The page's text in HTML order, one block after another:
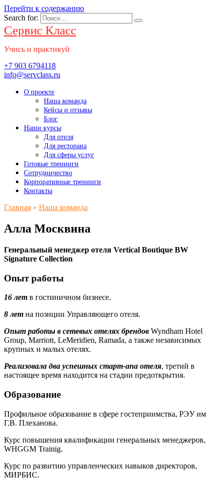
Перейти к содержанию
Search for:
Сервис Класс
Учись и практикуй
+7 903 6794118
info@servclass.ru
О проекте
Наша команда
Кейсы и отзывы
Блог
Наши курсы
Для отеля
Для ресторана
Для сферы услуг
Готовые тренинги
Сотрудничество
Корпоративные тренинги
Контакты
Главная » Наша команда
Алла Москвина
Генеральный менеджер отеля Vertical Boutique BW
Signature Collection
Опыт работы
16 лет в гостиничном бизнесе.
8 лет на позиции Управляющего отеля.
Опыт работы в сетевых отелях брендов Wyndham Hotel
Group, Marriott, LeMeridien, Ramada, а также независимых
крупных и малых отелях.
Реализовала два успешных старт-апа отеля, третий в
настоящее время находится на стадии предоткрытия.
Образование
Профильное образование в сфере гостеприимства, РЭУ им
Г.В. Плеханова.
Курс повышения квалификации генеральных менеджеров,
WHGGM Trainig.
Курс по развитию управленческих навыков директоров,
МИРБИС.